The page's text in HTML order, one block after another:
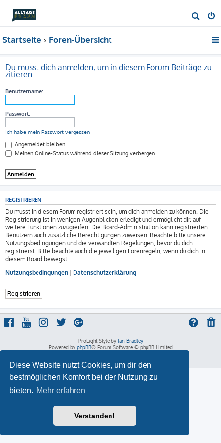
Diese Website nutzt Cookies, um dir den
bestmöglichen Komfort bei der Nutzung zu
bieten. Mehr erfahren
Verstanden!
u
Startseite Foren-Übersicht
Du musst dich anmelden, um in diesem Forum Beiträge zu
zitieren.
Benutzername:
Passwort:
Ich habe mein Passwort vergessen
Angemeldet bleiben
Meinen Online-Status während dieser Sitzung verbergen
REGISTRIEREN
Du musst in diesem Forum registriert sein, um dich anmelden zu können. Die
Registrierung ist in wenigen Augenblicken erledigt und ermöglicht dir, auf
weitere Funktionen zuzugreifen. Die Board-Administration kann registrierten
Benutzern auch zusätzliche Berechtigungen zuweisen. Beachte bitte unsere
Nutzungsbedingungen und die verwandten Regelungen, bevor du dich
registrierst. Bitte beachte auch die jeweiligen Forenregeln, wenn du dich in
diesem Board bewegst.
Nutzungsbedingungen | Datenschutzerklärung
Registrieren
ProLight Style by Ian Bradley
Powered by phpBB® Forum Software © phpBB Limited